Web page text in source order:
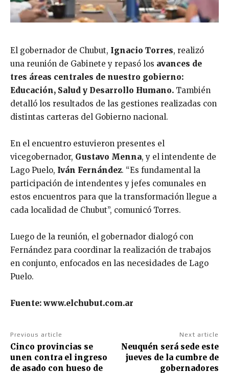
El gobernador de Chubut, Ignacio Torres, realizó
una reunión de Gabinete y repasó los avances de
tres áreas centrales de nuestro gobierno:
Educación, Salud y Desarrollo Humano. También
detalló los resultados de las gestiones realizadas con
distintas carteras del Gobierno nacional.
En el encuentro estuvieron presentes el
vicegobernador, Gustavo Menna, y el intendente de
Lago Puelo, Iván Fernández. “Es fundamental la
participación de intendentes y jefes comunales en
estos encuentros para que la transformación llegue a
cada localidad de Chubut”, comunicó Torres.
Luego de la reunión, el gobernador dialogó con
Fernández para coordinar la realización de trabajos
en conjunto, enfocados en las necesidades de Lago
Puelo.
Fuente: www.elchubut.com.ar
Previous article
Cinco provincias se
unen contra el ingreso
de asado con hueso de
Next article
Neuquén será sede este
jueves de la cumbre de
gobernadores